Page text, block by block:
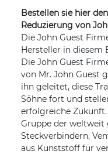
Bestellen sie hier
Reduzierung von
Die John Guest
Hersteller in diesem
Die John Guest
von Mr. John Guest
ihn geleitet, diese
Söhne fort und
erfolgreiche
Gruppe der
Steckverbindern,
aus Kunststoff für